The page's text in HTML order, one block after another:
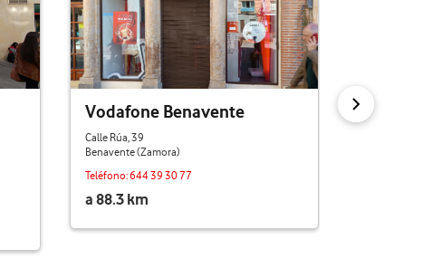
Vodafone Benavente
Calle Rúa, 39
Benavente (Zamora)
Teléfono:644 39 30 77
a 88.3 km